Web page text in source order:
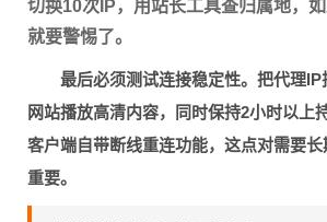
切换10次IP，用站长工具查归属地，
就要警惕了。
最后必须测试连接稳定性。把代理IP
网站播放高清内容，同时保持2小时以上
客户端自带断线重连功能，这点对需要长
重要。